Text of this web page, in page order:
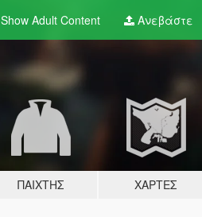
Show Adult Content Ανεβάστε
ΠΑΊΧΤΗΣ ΧΆΡΤΕΣ